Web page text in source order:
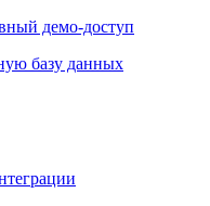
демо-доступ
базу данных